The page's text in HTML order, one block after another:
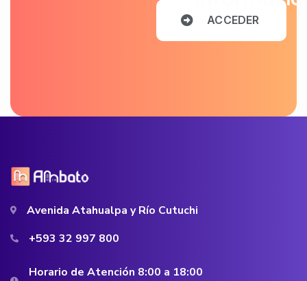
ACCEDER
Avenida Atahualpa y Río Cutuchi
+593 32 997 800
Horario de Atención 8:00 a 18:00